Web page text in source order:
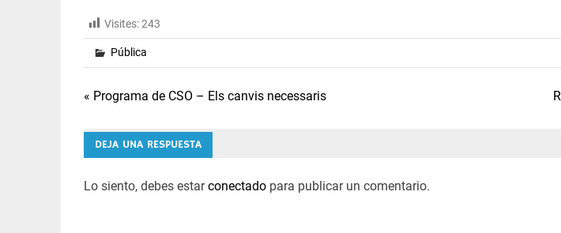
Visites: 243
Pública
Navegación
de
entradas
« Programa de CSO – Els canvis necessaris
DEJA UNA RESPUESTA
Lo siento, debes estarconectadopara publicar un comentario.